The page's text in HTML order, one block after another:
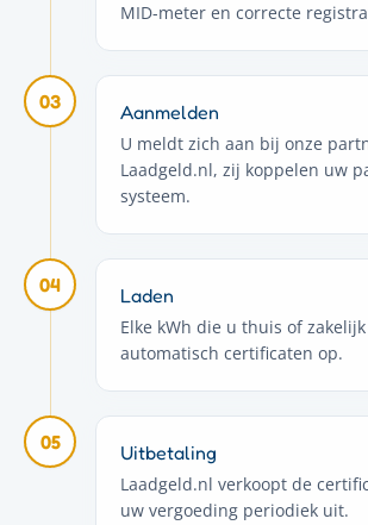
MID-meter en correcte
03 Aanmelden
U meldt zich aan bij onze
Laadgeld.nl, zij koppelen uw
systeem.
04 Laden
Elke kWh die u thuis of
automatisch certificaten op.
05 Uitbetaling
Laadgeld.nl verkoopt de
uw vergoeding periodiek uit.